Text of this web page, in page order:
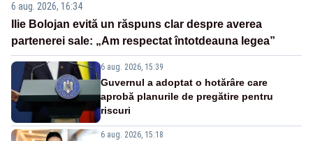
6 aug. 2026, 16:34
Ilie Bolojan evită un răspuns clar despre averea
partenerei sale: „Am respectat întotdeauna legea”
6 aug. 2026, 15:39
Guvernul a adoptat o hotărâre care
aprobă planurile de pregătire pentru
riscuri
6 aug. 2026, 15:18